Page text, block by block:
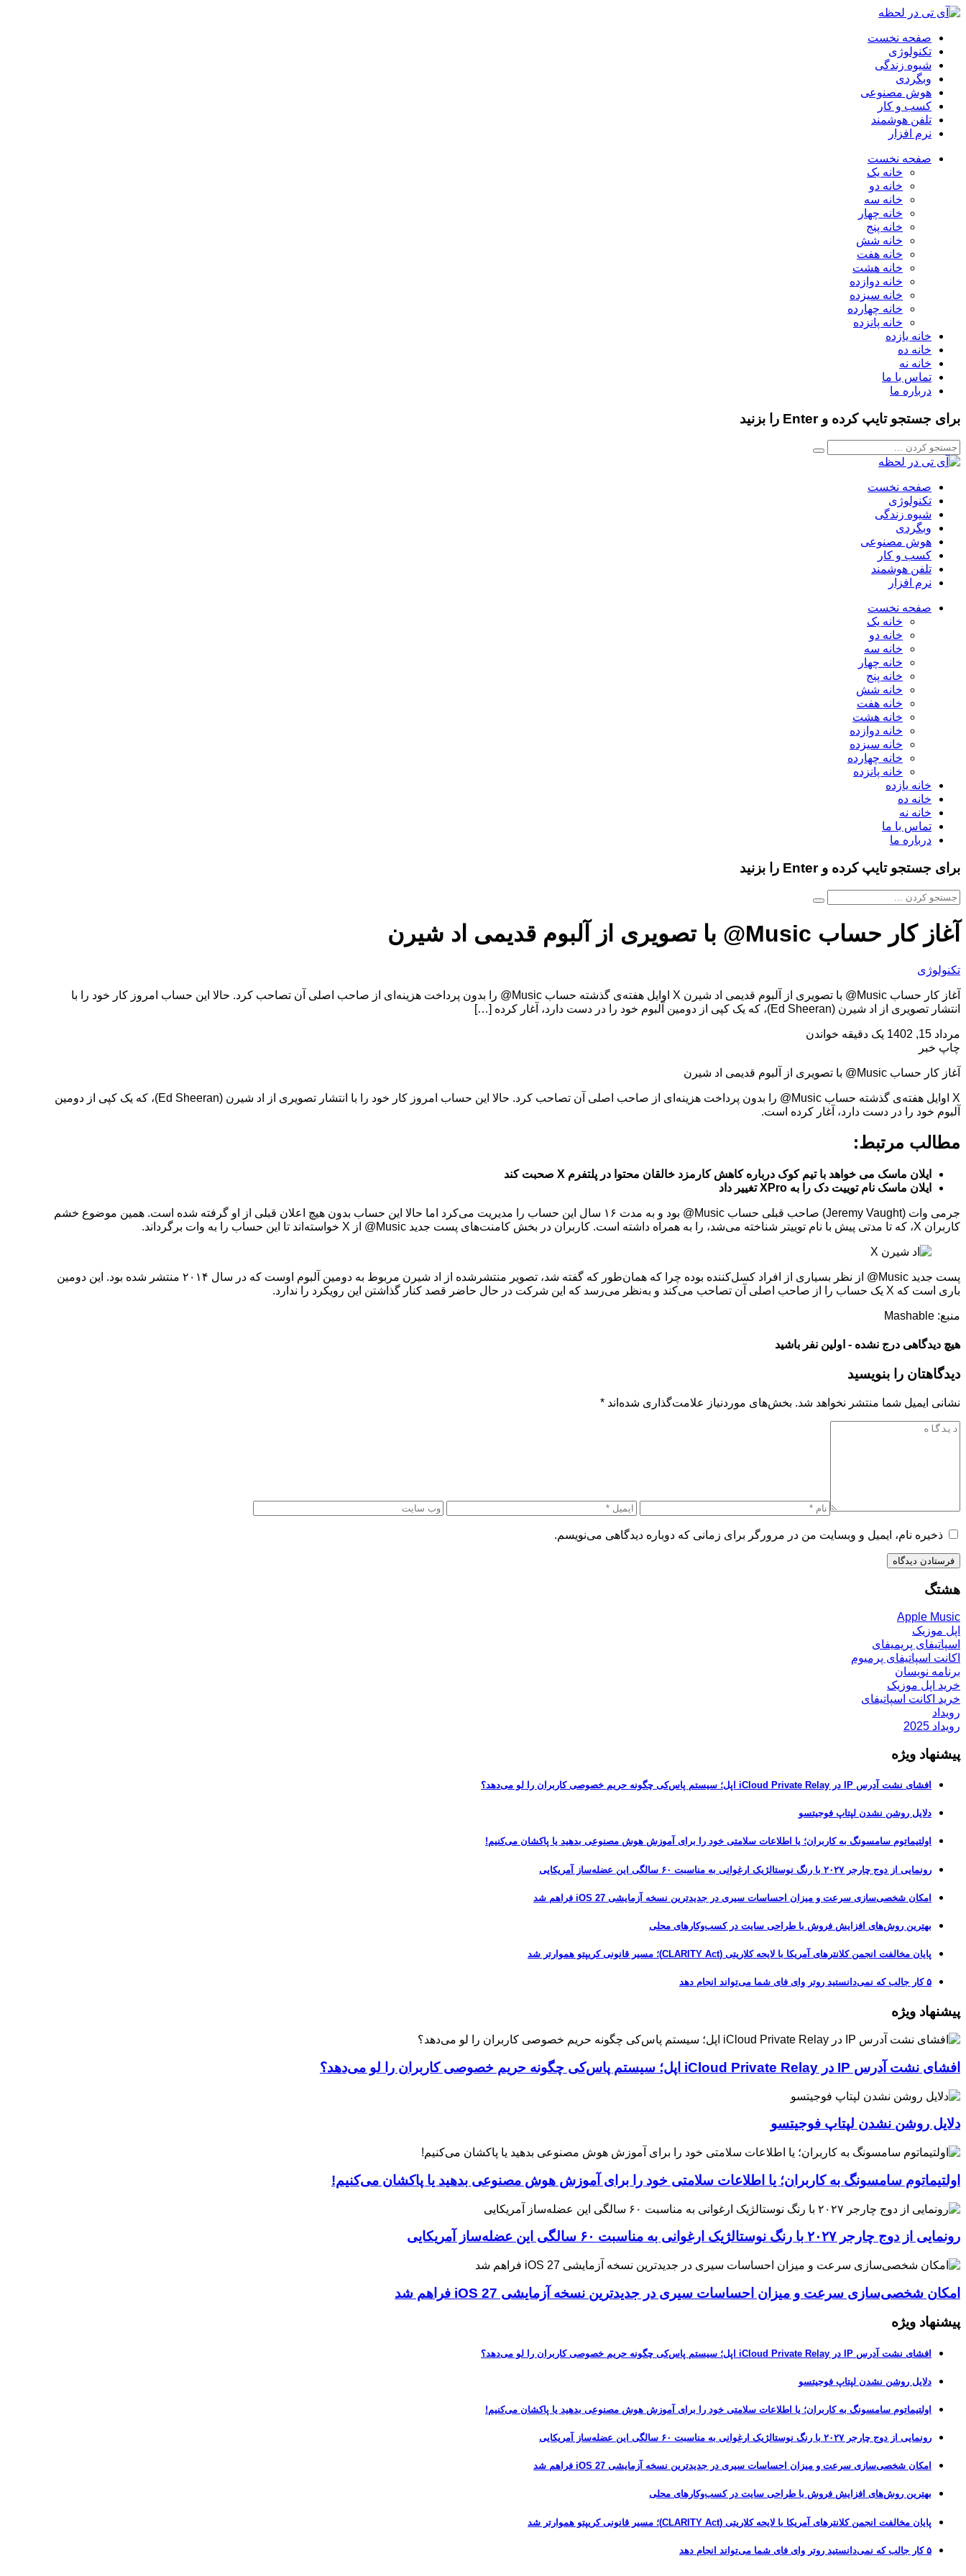
صفحه نخست
تکنولوژی
شیوه زندگی
وبگردی
هوش مصنوعی
کسب و کار
تلفن هوشمند
نرم افزار
صفحه نخست
خانه یک
خانه دو
خانه سه
خانه چهار
خانه پنج
خانه شش
خانه هفت
خانه هشت
خانه دوازده
خانه سیزده
خانه چهارده
خانه پانزده
خانه یازده
خانه ده
خانه نه
تماس با ما
درباره ما
برای جستجو تایپ کرده و Enter را بزنید
صفحه نخست
تکنولوژی
شیوه زندگی
وبگردی
هوش مصنوعی
کسب و کار
تلفن هوشمند
نرم افزار
صفحه نخست
خانه یک
خانه دو
خانه سه
خانه چهار
خانه پنج
خانه شش
خانه هفت
خانه هشت
خانه دوازده
خانه سیزده
خانه چهارده
خانه پانزده
خانه یازده
خانه ده
خانه نه
تماس با ما
درباره ما
برای جستجو تایپ کرده و Enter را بزنید
آغاز کار حساب Music@ با تصویری از آلبوم قدیمی اد شیرن
تکنولوژی
آغاز کار حساب Music@ با تصویری از آلبوم قدیمی اد شیرن X اوایل هفته‌ی گذشته حساب Music@ را بدون پرداخت هزینه‌ای از صاحب اصلی آن تصاحب کرد. حالا این حساب امروز کار خود را با
انتشار تصویری از اد شیرن (Ed Sheeran)، که یک کپی از دومین آلبوم خود را در دست دارد، آغار کرده […]
مرداد 15, 1402
یک دقیقه خواندن
چاپ خبر
آغاز کار حساب Music@ با تصویری از آلبوم قدیمی اد شیرن
X اوایل هفته‌ی گذشته حساب Music@ را بدون پرداخت هزینه‌ای از صاحب اصلی آن تصاحب کرد. حالا این حساب امروز کار خود را با انتشار تصویری از اد شیرن (Ed Sheeran)، که یک کپی از دومین
آلبوم خود را در دست دارد، آغار کرده است.
مطالب مرتبط:
ایلان ماسک می خواهد با تیم کوک درباره کاهش کارمزد خالقان محتوا در پلتفرم X صحبت کند
ایلان ماسک نام توییت دک را به XPro تغییر داد
جرمی وات (Jeremy Vaught) صاحب قبلی حساب Music@ بود و به مدت ۱۶ سال این حساب را مدیریت می‌کرد اما حالا این حساب بدون هیچ اعلان قبلی از او گرفته شده است. همین موضوع خشم
کاربران X، که تا مدتی پیش با نام توییتر شناخته می‌شد، را به همراه داشته است. کاربران در بخش کامنت‌های پست جدید Music@ از X خواسته‌اند تا این حساب را به وات برگرداند.
پست جدید Music@ از نظر بسیاری از افراد کسل‌کننده بوده چرا که همان‌طور که گفته شد، تصویر منتشرشده از اد شیرن مربوط به دومین آلبوم اوست که در سال ۲۰۱۴ منتشر شده بود. این دومین
باری است که X یک حساب را از صاحب اصلی آن تصاحب می‌کند و به‌نظر می‌رسد که این شرکت در حال حاضر قصد کنار گذاشتن این رویکرد را ندارد.
منبع: Mashable
هیچ دیدگاهی درج نشده - اولین نفر باشید
دیدگاهتان را بنویسید
نشانی ایمیل شما منتشر نخواهد شد. بخش‌های موردنیاز علامت‌گذاری شده‌اند *
ذخیره نام، ایمیل و وبسایت من در مرورگر برای زمانی که دوباره دیدگاهی می‌نویسم.
هشتگ
Apple Music
اپل موزیک
اسپاتیفای پریمیفای
اکانت اسپاتیفای پرمیوم
برنامه نویسان
خرید اپل موزیک
خرید اکانت اسپاتیفای
رویداد
رویداد 2025
پیشنهاد ویژه
افشای نشت آدرس IP در iCloud Private Relay اپل؛ سیستم پاس‌کی چگونه حریم خصوصی کاربران را لو می‌دهد؟
دلایل روشن نشدن لپتاپ فوجیتسو
اولتیماتوم سامسونگ به کاربران؛ یا اطلاعات سلامتی خود را برای آموزش هوش مصنوعی بدهید یا پاکشان می‌کنیم!
رونمایی از دوج چارجر ۲۰۲۷ با رنگ نوستالژیک ارغوانی به مناسبت ۶۰ سالگی این عضله‌ساز آمریکایی
امکان شخصی‌سازی سرعت و میزان احساسات سیری در جدیدترین نسخه آزمایشی iOS 27 فراهم شد
بهترین روش‌های افزایش فروش با طراحی سایت در کسب‌وکارهای محلی
پایان مخالفت انجمن کلانترهای آمریکا با لایحه کلاریتی (CLARITY Act)؛ مسیر قانونی کریپتو هموارتر شد
۵ کار جالب که نمی‌دانستید روتر وای فای شما می‌تواند انجام دهد
پیشنهاد ویژه
افشای نشت آدرس IP در iCloud Private Relay اپل؛ سیستم پاس‌کی چگونه حریم خصوصی کاربران را لو می‌دهد؟
دلایل روشن نشدن لپتاپ فوجیتسو
اولتیماتوم سامسونگ به کاربران؛ یا اطلاعات سلامتی خود را برای آموزش هوش مصنوعی بدهید یا پاکشان می‌کنیم!
رونمایی از دوج چارجر ۲۰۲۷ با رنگ نوستالژیک ارغوانی به مناسبت ۶۰ سالگی این عضله‌ساز آمریکایی
امکان شخصی‌سازی سرعت و میزان احساسات سیری در جدیدترین نسخه آزمایشی iOS 27 فراهم شد
پیشنهاد ویژه
افشای نشت آدرس IP در iCloud Private Relay اپل؛ سیستم پاس‌کی چگونه حریم خصوصی کاربران را لو می‌دهد؟
دلایل روشن نشدن لپتاپ فوجیتسو
اولتیماتوم سامسونگ به کاربران؛ یا اطلاعات سلامتی خود را برای آموزش هوش مصنوعی بدهید یا پاکشان می‌کنیم!
رونمایی از دوج چارجر ۲۰۲۷ با رنگ نوستالژیک ارغوانی به مناسبت ۶۰ سالگی این عضله‌ساز آمریکایی
امکان شخصی‌سازی سرعت و میزان احساسات سیری در جدیدترین نسخه آزمایشی iOS 27 فراهم شد
بهترین روش‌های افزایش فروش با طراحی سایت در کسب‌وکارهای محلی
پایان مخالفت انجمن کلانترهای آمریکا با لایحه کلاریتی (CLARITY Act)؛ مسیر قانونی کریپتو هموارتر شد
۵ کار جالب که نمی‌دانستید روتر وای فای شما می‌تواند انجام دهد